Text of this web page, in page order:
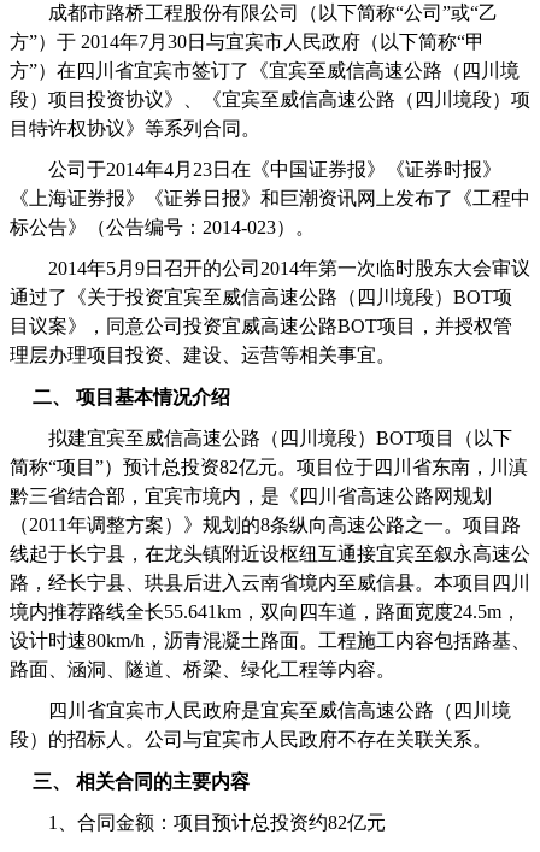
成都市路桥工程股份有限公司（以下简称“公司 ”或“乙
方”）于 2014年7月 30日与宜宾市人民政府（以下简称“甲
方”）在四川省宜宾市签订了《宜宾至威信高速公路（四川境
段）项目投资协议》、《宜宾至威信高速公路（四川境段）项
目特许权协议》等系列合同。
公司于2014年4月 23日在《中国证券报》《证券时报》
《上海证券报》《证券日报》和巨潮资讯网上发布了《工程中
标公告》（公告编号： 2014-023）。
2014年5月 9日召开的公司 2014年第一次临时股东大会审议
通过了《关于投资宜宾至威信高速公路（四川境段） BOT项
目议案》，同意公司投资宜威高速公路BOT项目，并授权管
理层办理项目投资、建设、运营等相关事宜。
二、 项目基本情况介绍
拟建宜宾至威信高速公路（四川境段） BOT项目（以下
简称“项目”）预计总投资82亿元。项目位于四川省东南，川滇
黔三省结合部，宜宾市境内，是《四川省高速公路网规划
（2011年调整方案）》规划的8条纵向高速公路之一。项目路
线起于长宁县，在龙头镇附近设枢纽互通接宜宾至叙永高速公
路，经长宁县、珙县后进入云南省境内至威信县。本项目四川
境内推荐路线全长55.641km ，双向四车道，路面宽度24.5m ，
设计时速80km/h ，沥青混凝土路面。工程施工内容包括路基、
路面、涵洞、隧道、桥梁、绿化工程等内容。
四川省宜宾市人民政府是宜宾至威信高速公路（四川境
段）的招标人。公司与宜宾市人民政府不存在关联关系。
三、 相关合同的主要内容
1 、合同金额：项目预计总投资约82亿元